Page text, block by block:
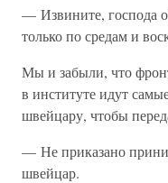
— Извините, господа
только по средам и
Мы и забыли, что
в институте идут
швейцару, чтобы
— Не приказано
швейцар.